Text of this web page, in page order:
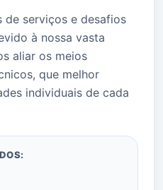
de serviços e desafios
à nossa vasta
aliar os meios
que melhor
individuais de cada